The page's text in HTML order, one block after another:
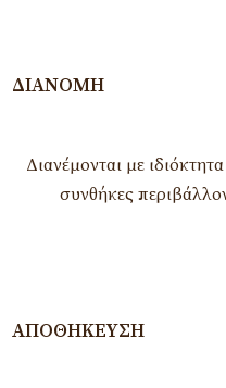
ΔΙΑΝΟΜΉ
Διανέμονται με
συνθήκες
ΑΠΟΘΉΚΕΥΣΗ